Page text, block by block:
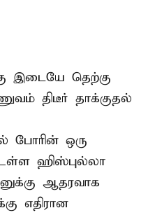
இடையே தெற்கு
திடீர் தாக்குதல்
போரின் ஒரு
ஹிஸ்புல்லா
ஆதரவாக
எதிரான